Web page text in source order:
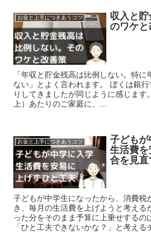
お金と上手につきあうコツ
収入と
のワケと
「年収と貯金残高は比例しない。特
ない」とよく言われます。 ぼくは銀
りしてきましたが同じように感じます
上）あたりのご家庭に、...
お金と上手につきあうコツ
子どもが
生活費を
合を見直
子どもが中学生になったから、消費
き、毎月の生活費を上げようと考え
った分をそのまま予算に上乗せするの
「ひと工夫できないかな？」と考える